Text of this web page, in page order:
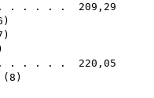
. . . . 209,29
)
)
. . . . 220,05
( 8 )